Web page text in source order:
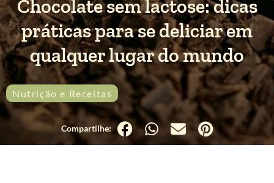
Chocolate sem lactose: dicas
práticas para se deliciar em
qualquer lugar do mundo
Nutrição e Receitas